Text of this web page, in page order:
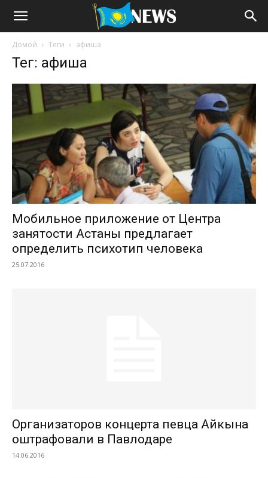
Домой Теги афиша
Тег: афиша
Мобильное приложение от Центра
занятости Астаны предлагает
определить психотип человека
25.07.2016
Организаторов концерта певца Айкына
оштрафовали в Павлодаре
14.06.2016